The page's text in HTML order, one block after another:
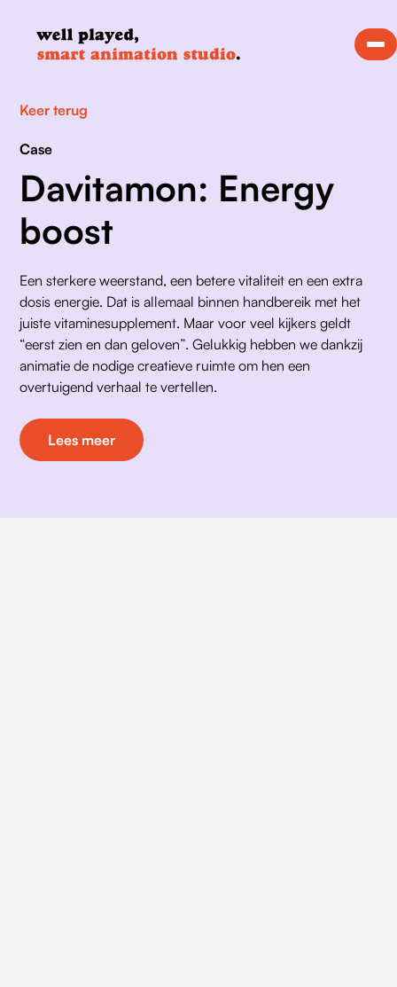
Keer terug
Case
Davitamon: Energy
boost
Een sterkere weerstand, een betere vitaliteit en een extra
dosis energie. Dat is allemaal binnen handbereik met het
juiste vitaminesupplement. Maar voor veel kijkers geldt
“eerst zien en dan geloven”. Gelukkig hebben we dankzij
animatie de nodige creatieve ruimte om hen een
overtuigend verhaal te vertellen.
Lees meer